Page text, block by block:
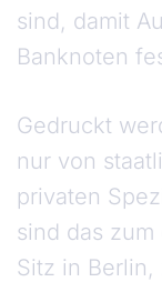
sind, damit
Banknoten
Gedruckt
nur von
privaten
sind das
Sitz in